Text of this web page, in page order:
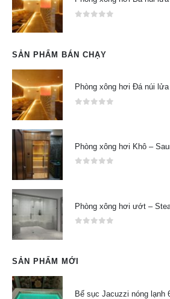
SẢN PHẨM BÁN CHẠY
Phòng xông hơi Đá núi
Phòng xông hơi Khô –
Phòng xông hơi ướt –
SẢN PHẨM MỚI
Bể sục Jacuzzi nóng lạnh